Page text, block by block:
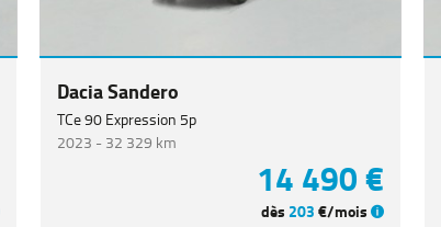
Dacia Sandero
TCe 90 Expression 5p
2023 -32 329 km
14 490 €
dès 203€/mois